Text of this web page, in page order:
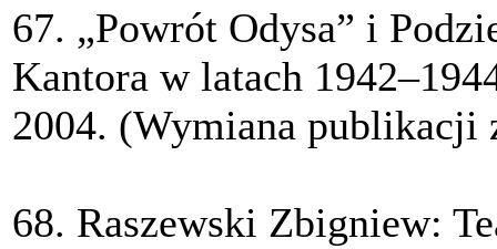
67. „Powrót Odysa” i
Kantora w latach
2004. (Wymiana publikacji
68. Raszewski Zbigniew: